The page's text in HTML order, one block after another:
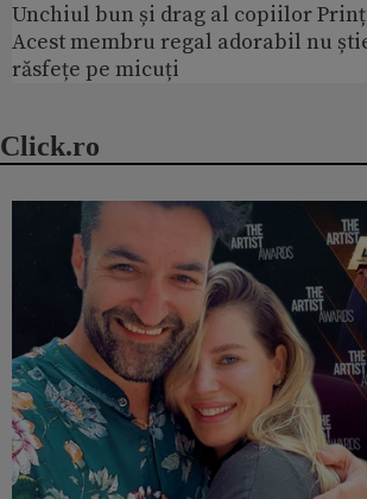
Unchiul bun și drag al copiilor
Acest membru regal adorabil nu
răsfețe pe micuți
Click.ro